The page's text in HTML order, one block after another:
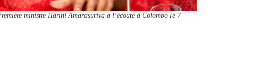
ministre Harini Amarasuriya à l’écoute à Colombo le 7